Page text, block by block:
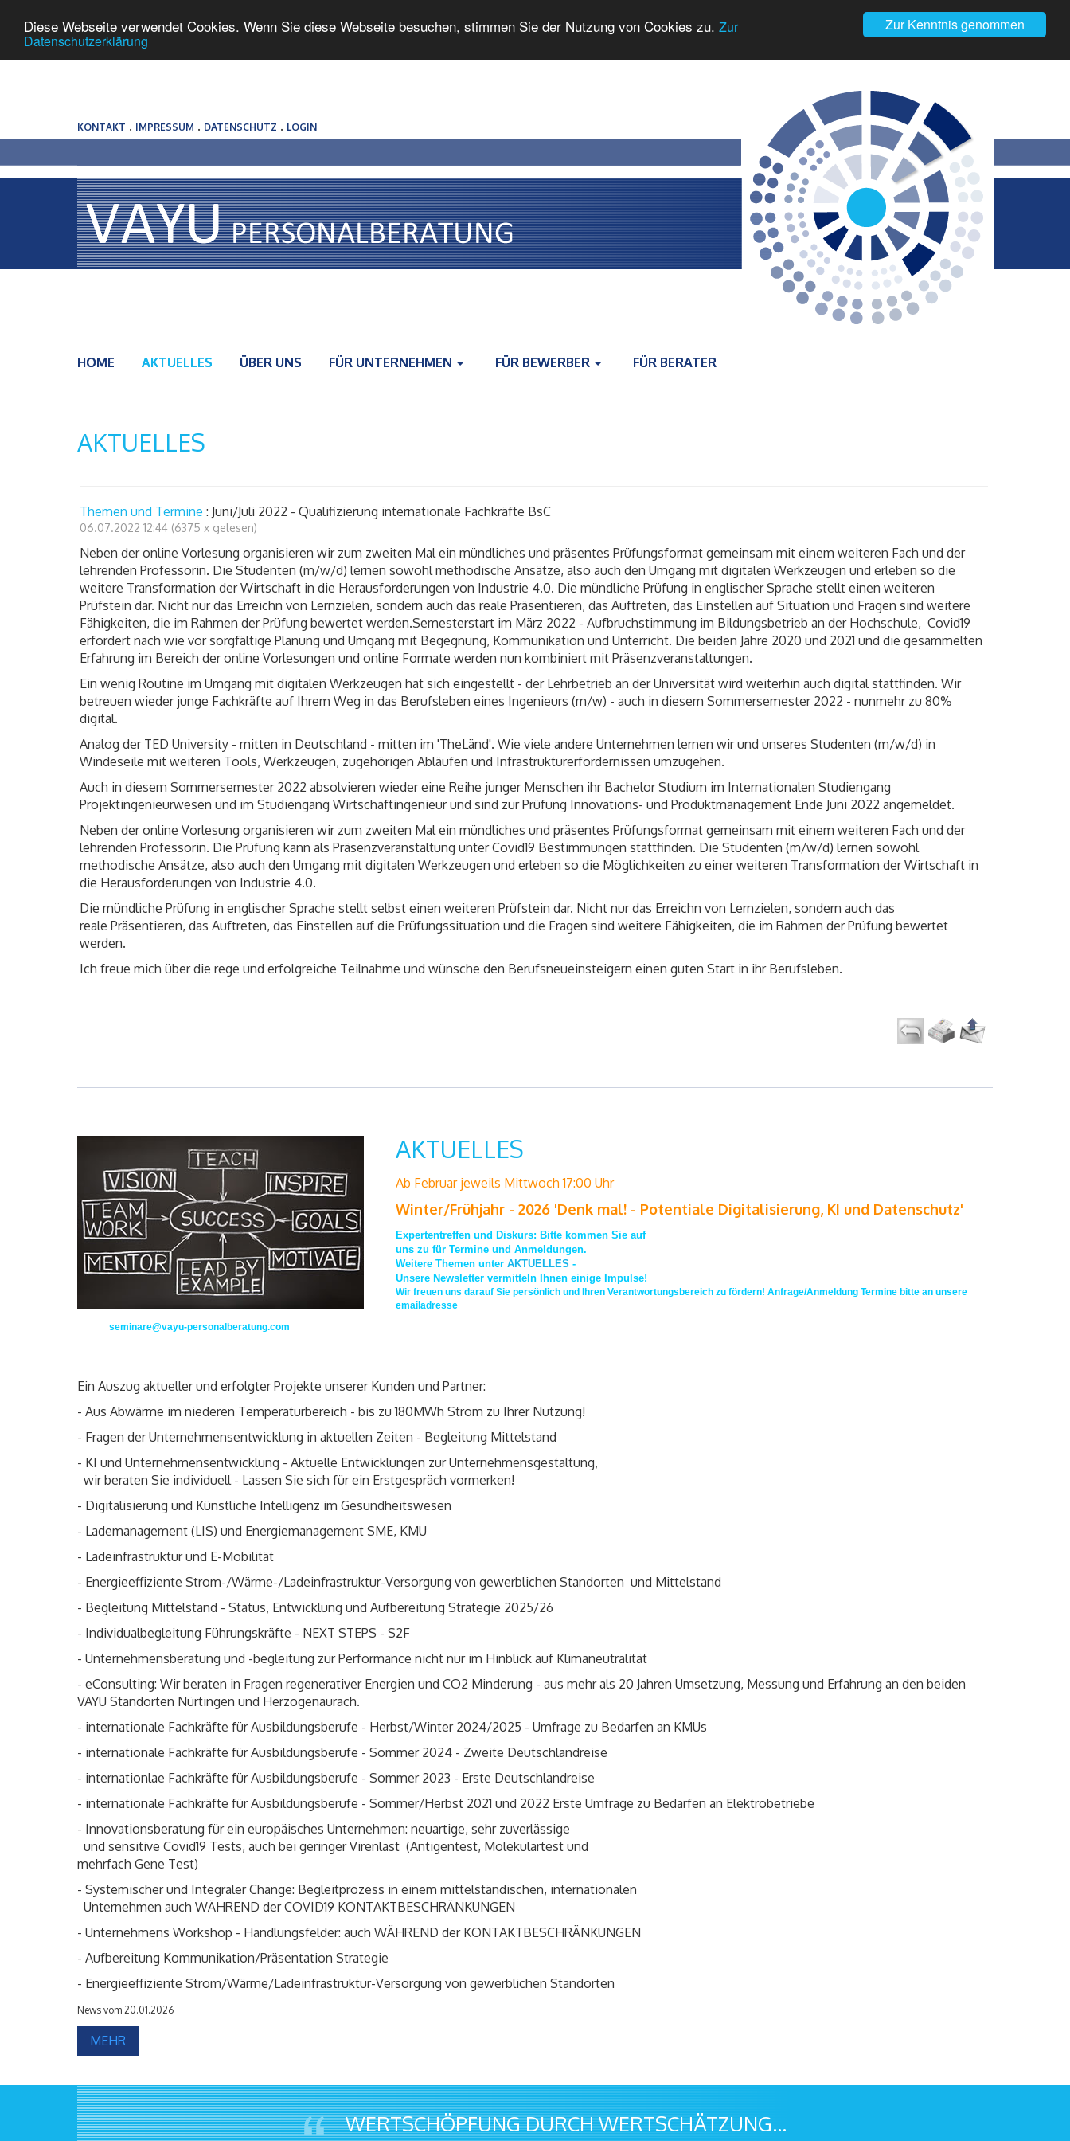
Zur Kenntnis genommen
Diese Webseite verwendet Cookies. Wenn Sie diese Webseite besuchen, stimmen Sie der Nutzung von Cookies zu. Zur
Datenschutzerklärung
KONTAKT . IMPRESSUM . DATENSCHUTZ . LOGIN
HOME AKTUELLES ÜBER UNS FÜR UNTERNEHMEN FÜR BEWERBER FÜR BERATER
AKTUELLES
Themen und Termine : Juni/Juli 2022 - Qualifizierung internationale Fachkräfte BsC
06.07.2022 12:44 (6375 x gelesen)
Neben der online Vorlesung organisieren wir zum zweiten Mal ein mündliches und präsentes Prüfungsformat gemeinsam mit einem weiteren Fach und der
lehrenden Professorin. Die Studenten (m/w/d) lernen sowohl methodische Ansätze, also auch den Umgang mit digitalen Werkzeugen und erleben so die
weitere Transformation der Wirtschaft in die Herausforderungen von Industrie 4.0. Die mündliche Prüfung in englischer Sprache stellt einen weiteren
Prüfstein dar. Nicht nur das Erreichn von Lernzielen, sondern auch das reale Präsentieren, das Auftreten, das Einstellen auf Situation und Fragen sind weitere
Fähigkeiten, die im Rahmen der Prüfung bewertet werden.Semesterstart im März 2022 - Aufbruchstimmung im Bildungsbetrieb an der Hochschule, Covid19
erfordert nach wie vor sorgfältige Planung und Umgang mit Begegnung, Kommunikation und Unterricht. Die beiden Jahre 2020 und 2021 und die gesammelten
Erfahrung im Bereich der online Vorlesungen und online Formate werden nun kombiniert mit Präsenzveranstaltungen.
Ein wenig Routine im Umgang mit digitalen Werkzeugen hat sich eingestellt - der Lehrbetrieb an der Universität wird weiterhin auch digital stattfinden. Wir
betreuen wieder junge Fachkräfte auf Ihrem Weg in das Berufsleben eines Ingenieurs (m/w) - auch in diesem Sommersemester 2022 - nunmehr zu 80%
digital.
Analog der TED University - mitten in Deutschland - mitten im 'TheLänd'. Wie viele andere Unternehmen lernen wir und unseres Studenten (m/w/d) in
Windeseile mit weiteren Tools, Werkzeugen, zugehörigen Abläufen und Infrastrukturerfordernissen umzugehen.
Auch in diesem Sommersemester 2022 absolvieren wieder eine Reihe junger Menschen ihr Bachelor Studium im Internationalen Studiengang
Projektingenieurwesen und im Studiengang Wirtschaftingenieur und sind zur Prüfung Innovations- und Produktmanagement Ende Juni 2022 angemeldet.
Neben der online Vorlesung organisieren wir zum zweiten Mal ein mündliches und präsentes Prüfungsformat gemeinsam mit einem weiteren Fach und der
lehrenden Professorin. Die Prüfung kann als Präsenzveranstaltung unter Covid19 Bestimmungen stattfinden. Die Studenten (m/w/d) lernen sowohl
methodische Ansätze, also auch den Umgang mit digitalen Werkzeugen und erleben so die Möglichkeiten zu einer weiteren Transformation der Wirtschaft in
die Herausforderungen von Industrie 4.0.
Die mündliche Prüfung in englischer Sprache stellt selbst einen weiteren Prüfstein dar. Nicht nur das Erreichn von Lernzielen, sondern auch das
reale Präsentieren, das Auftreten, das Einstellen auf die Prüfungssituation und die Fragen sind weitere Fähigkeiten, die im Rahmen der Prüfung bewertet
werden.
Ich freue mich über die rege und erfolgreiche Teilnahme und wünsche den Berufsneueinsteigern einen guten Start in ihr Berufsleben.
AKTUELLES
Ab Februar jeweils Mittwoch 17:00 Uhr
Winter/Frühjahr - 2026 'Denk mal! - Potentiale Digitalisierung, KI und Datenschutz'
Expertentreffen und Diskurs: Bitte kommen Sie auf
uns zu für Termine und Anmeldungen.
Weitere Themen unter AKTUELLES -
Unsere Newsletter vermitteln Ihnen einige Impulse!
Wir freuen uns darauf Sie persönlich und Ihren Verantwortungsbereich zu fördern! Anfrage/Anmeldung Termine bitte an unsere
emailadresse
seminare@vayu-personalberatung.com
Ein Auszug aktueller und erfolgter Projekte unserer Kunden und Partner:
- Aus Abwärme im niederen Temperaturbereich - bis zu 180MWh Strom zu Ihrer Nutzung!
- Fragen der Unternehmensentwicklung in aktuellen Zeiten - Begleitung Mittelstand
- KI und Unternehmensentwicklung - Aktuelle Entwicklungen zur Unternehmensgestaltung,
wir beraten Sie individuell - Lassen Sie sich für ein Erstgespräch vormerken!
- Digitalisierung und Künstliche Intelligenz im Gesundheitswesen
- Lademanagement (LIS) und Energiemanagement SME, KMU
- Ladeinfrastruktur und E-Mobilität
- Energieeffiziente Strom-/Wärme-/Ladeinfrastruktur-Versorgung von gewerblichen Standorten und Mittelstand
- Begleitung Mittelstand - Status, Entwicklung und Aufbereitung Strategie 2025/26
- Individualbegleitung Führungskräfte - NEXT STEPS - S2F
- Unternehmensberatung und -begleitung zur Performance nicht nur im Hinblick auf Klimaneutralität
- eConsulting: Wir beraten in Fragen regenerativer Energien und CO2 Minderung - aus mehr als 20 Jahren Umsetzung, Messung und Erfahrung an den beiden
VAYU Standorten Nürtingen und Herzogenaurach.
- internationale Fachkräfte für Ausbildungsberufe - Herbst/Winter 2024/2025 - Umfrage zu Bedarfen an KMUs
- internationale Fachkräfte für Ausbildungsberufe - Sommer 2024 - Zweite Deutschlandreise
- internationlae Fachkräfte für Ausbildungsberufe - Sommer 2023 - Erste Deutschlandreise
- internationale Fachkräfte für Ausbildungsberufe - Sommer/Herbst 2021 und 2022 Erste Umfrage zu Bedarfen an Elektrobetriebe
- Innovationsberatung für ein europäisches Unternehmen: neuartige, sehr zuverlässige
und sensitive Covid19 Tests, auch bei geringer Virenlast (Antigentest, Molekulartest und
mehrfach Gene Test)
- Systemischer und Integraler Change: Begleitprozess in einem mittelständischen, internationalen
Unternehmen auch WÄHREND der COVID19 KONTAKTBESCHRÄNKUNGEN
- Unternehmens Workshop - Handlungsfelder: auch WÄHREND der KONTAKTBESCHRÄNKUNGEN
- Aufbereitung Kommunikation/Präsentation Strategie
- Energieeffiziente Strom/Wärme/Ladeinfrastruktur-Versorgung von gewerblichen Standorten
News vom 20.01.2026
MEHR
WERTSCHÖPFUNG DURCH WERTSCHÄTZUNG...